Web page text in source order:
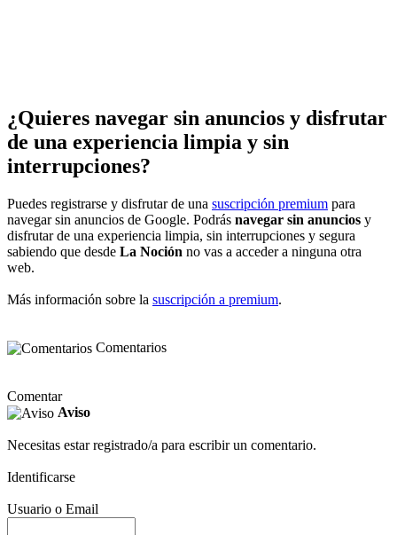
¿Quieres navegar sin anuncios y disfrutar
de una experiencia limpia y sin
interrupciones?
Puedes registrarse y disfrutar de una suscripción premium para
navegar sin anuncios de Google. Podrás navegar sin anuncios y
disfrutar de una experiencia limpia, sin interrupciones y segura
sabiendo que desde La Noción no vas a acceder a ninguna otra
web.
Más información sobre la suscripción a premium.
Comentarios
Comentar
Aviso
Necesitas estar registrado/a para escribir un comentario.
Identificarse
Usuario o Email